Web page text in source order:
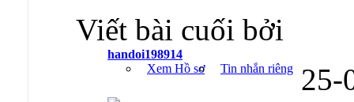
Viết bài cuối bởi
handoi198914
Xem Hồ sơ
Tin nhắn riêng 25-